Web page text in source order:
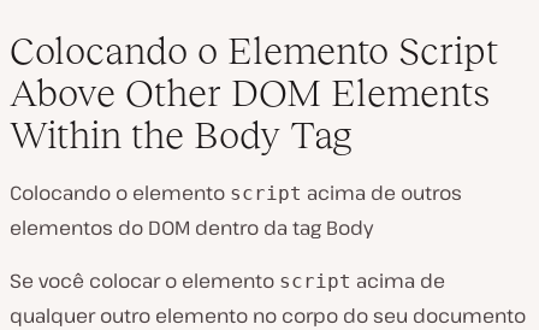
Colocando o Elemento Script
Above Other DOM Elements
Within the Body Tag
Colocando o elemento script acima de outros
elementos do DOM dentro da tag Body
Se você colocar o elemento script acima de
qualquer outro elemento no corpo do seu documento